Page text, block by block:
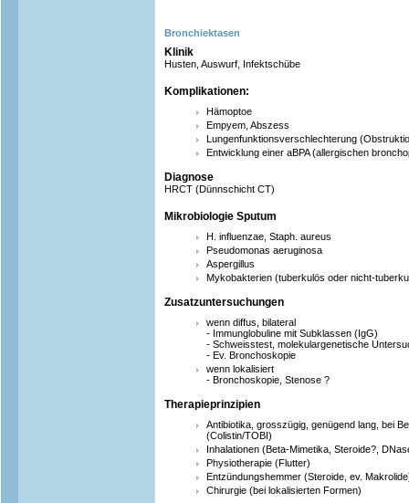
Bronchiektasen
Klinik
Husten, Auswurf, Infektschübe
Komplikationen:
Hämoptoe
Empyem, Abszess
Lungenfunktionsverschlechterung
Entwicklung einer aBPA (allergischen
Diagnose
HRCT (Dünnschicht CT)
Mikrobiologie Sputum
H. influenzae, Staph. aureus
Pseudomonas aeruginosa
Aspergillus
Mykobakterien (tuberkulös oder nicht-
Zusatzuntersuchungen
wenn diffus, bilateral
- Immunglobuline mit Subklassen (IgG)
- Schweisstest, molekulargenetische
- Ev. Bronchoskopie
wenn lokalisiert
- Bronchoskopie, Stenose ?
Therapieprinzipien
Antibiotika, grosszügig, genügend lang, bei
(Colistin/TOBI)
Inhalationen (Beta-Mimetika, Steroide?,
Physiotherapie (Flutter)
Entzündungshemmer (Steroide, ev.
Chirurgie (bei lokalisierten Formen)